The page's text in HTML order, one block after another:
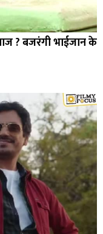
? बजरंगी भाईजान के